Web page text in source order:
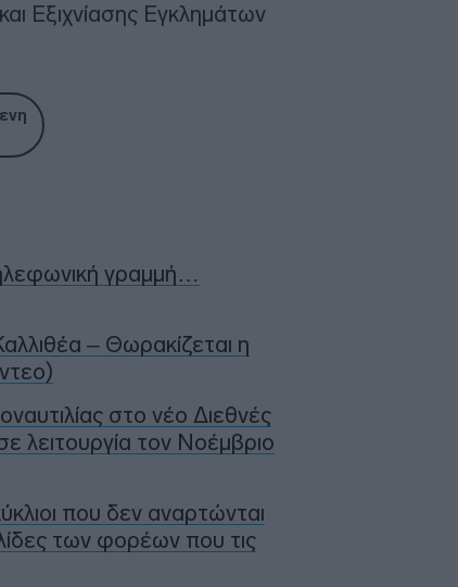
Εξιχνίασης Εγκλημάτων
γραμμή…
– Θωρακίζεται η
στο νέο Διεθνές
λειτουργία τον Νοέμβριο
που δεν αναρτώνται
των φορέων που τις